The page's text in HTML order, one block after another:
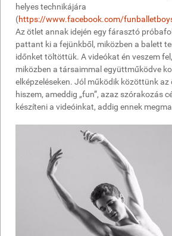
helyes technikájára
(https://www.facebook.com/
Az ötlet annak idején egy fárasztó
pattant ki a fejünkből, miközben a balett
időnket töltöttük. A videókat én veszem
miközben a társaimmal együttműködve
elképzeléseken. Jól működik közöttünk az
hiszem, ameddig „fun”, azaz szórakozás
készíteni a videóinkat, addig ennek